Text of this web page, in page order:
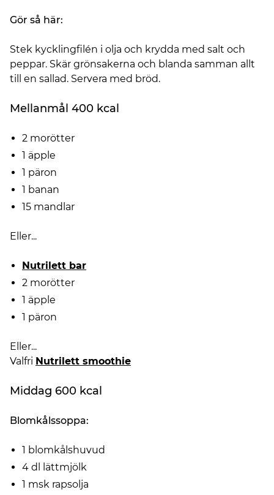
Gör så här:
Stek kycklingfilén i olja och krydda med salt och
peppar. Skär grönsakerna och blanda samman allt
till en sallad. Servera med bröd.
Mellanmål 400 kcal
2 morötter
1 äpple
1 päron
1 banan
15 mandlar
Eller...
Nutrilett bar
2 morötter
1 äpple
1 päron
Eller...
Valfri Nutrilett smoothie
Middag 600 kcal
Blomkålssoppa:
1 blomkålshuvud
4 dl lättmjölk
1 msk rapsolja